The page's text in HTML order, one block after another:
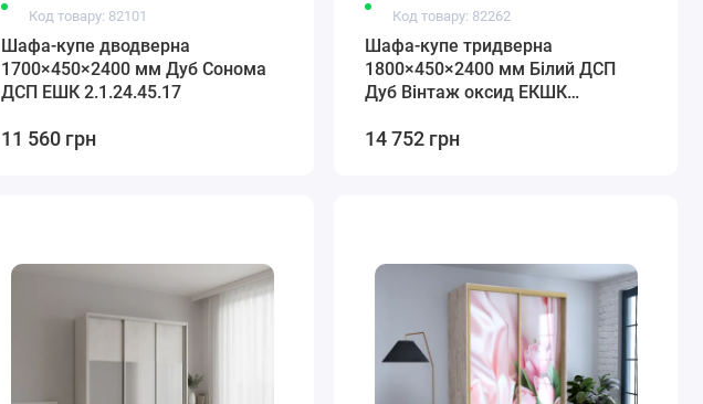
Код товару: 82101
Шафа-купе дводверна
1700×450×2400 мм Дуб Сонома
ДСП EШК 2.1.24.45.17
11 560 грн
Код товару: 82262
Шафа-купе тридверна
1800×450×2400 мм Білий ДСП
Дуб Вінтаж оксид EКШК
14 752 грн